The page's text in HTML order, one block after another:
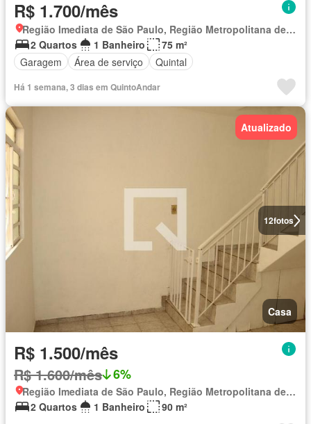
R$ 1.700/mês
Região Imediata de São Paulo, Região Metropolitana de São Paulo
2 Quartos
1 Banheiro
75 m²
Garagem
Área de serviço Quintal
Há 1 semana, 3 dias em QuintoAndar
12fotos
Atualizado
Casa
R$ 1.500/mês
R$ 1.600/mês 6%
Região Imediata de São Paulo, Região Metropolitana de São Paulo
2 Quartos
1 Banheiro 90 m²